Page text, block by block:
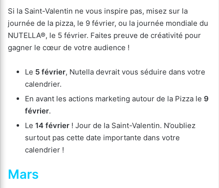
Si la Saint-Valentin ne vous inspire pas, misez sur la
journée de la pizza, le 9 février, ou la journée mondiale du
NUTELLA®, le 5 février. Faites preuve de créativité pour
gagner le cœur de votre audience !
Le 5 février, Nutella devrait vous séduire dans votre
calendrier.
En avant les actions marketing autour de la Pizza le 9
février.
Le 14 février ! Jour de la Saint-Valentin. N’oubliez
surtout pas cette date importante dans votre
calendrier !
Mars